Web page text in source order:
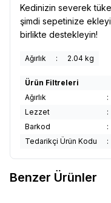
Kedinizin severek
şimdi sepetinize
birlikte destekleyin!
Ağırlık : 2.04 kg
Ürün Filtreleri
Ağırlık
:
Lezzet
:
Barkod
:
Tedarikçi Ürün Kodu
:
Benzer Ürünler